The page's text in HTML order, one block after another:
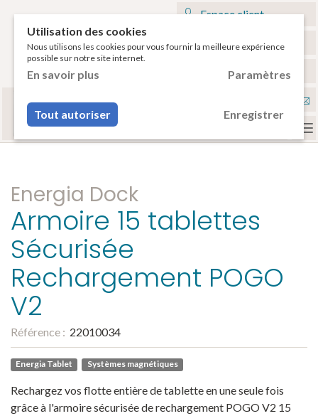
ou votre smartphone pour voir vos accessoires
compatibles.
Espace client
Mon panier
Français
Energia Dock
Armoire 15 tablettes
Sécurisée
Rechargement POGO
V2
Référence : 22010034
Energia Tablet Systèmes magnétiques
Rechargez vos flotte entière de tablette en une seule fois
grâce à l'armoire sécurisée de rechargement POGO V2 15
Utilisation des cookies
Nous utilisons les cookies pour vous fournir la meilleure expérience
possible sur notre site internet.
En savoir plus Paramètres
Tout autoriser Enregistrer